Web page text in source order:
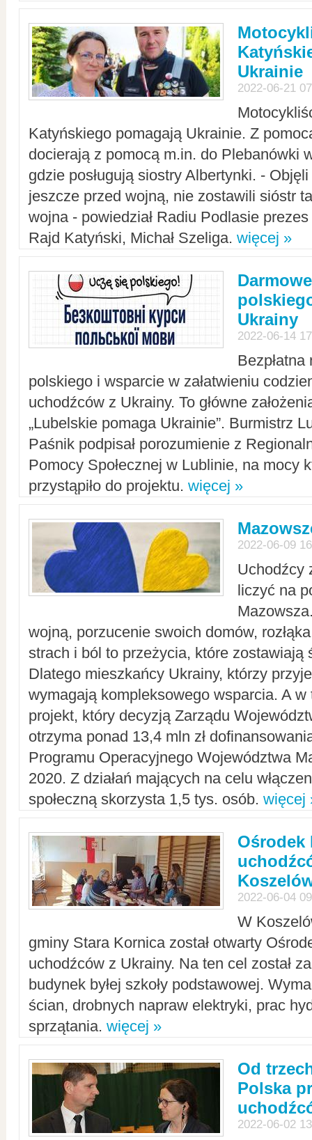
Ukrainie
2022-06-21
Katyńskiego pomagają Ukrainie. Z
docierają z pomocą m.in. do Plebanówki
gdzie posługują siostry Albertynki. -
jeszcze przed wojną, nie zostawili sióstr
wojna - powiedział Radiu Podlasie
Rajd Katyński, Michał Szeliga. więcej »
Ukrainy
2022-06-14
polskiego i wsparcie w załatwieniu
uchodźców z Ukrainy. To główne
„Lubelskie pomaga Ukrainie”. Burmistrz
Paśnik podpisał porozumienie z
Pomocy Społecznej w Lublinie, na mocy
przystąpiło do projektu. więcej »
2022-06-09
Uchodźcy
liczyć na
wojną, porzucenie swoich domów,
strach i ból to przeżycia, które zostawiają
Dlatego mieszkańcy Ukrainy, którzy
wymagają kompleksowego wsparcia. A w
projekt, który decyzją Zarządu
otrzyma ponad 13,4 mln zł
Programu Operacyjnego Województwa
2020. Z działań mających na celu
społeczną skorzysta 1,5 tys. osób. więcej
Ośrodek
2022-06-04
W
gminy Stara Kornica został otwarty
uchodźców z Ukrainy. Na ten cel został
budynek byłej szkoły podstawowej.
ścian, drobnych napraw elektryki, prac
sprzątania. więcej »
Od
Polska
2022-06-02